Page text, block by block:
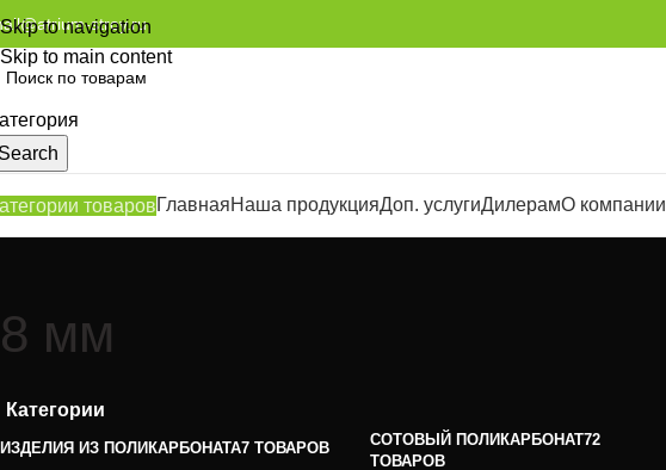
Skip to navigation
Skip to main content
stroy.ru
товаровГлавнаяНаша продукцияДоп. услугиДилерамО компании
8 мм
Категории
ИЗДЕЛИЯ ИЗ ПОЛИКАРБОНАТА7 ТОВАРОВ СОТОВЫЙ ПОЛИКАРБОНАТ72
ТОВАРОВ